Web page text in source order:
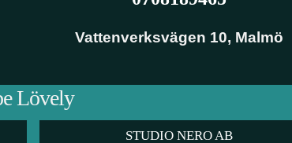
Vattenverksvägen 10, Malmö
Lövely
STUDIO NERO AB